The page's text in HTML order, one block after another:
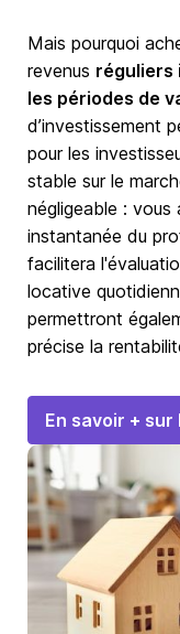
Mais pourquoi
revenus réguliers
les périodes de
d’investissement
pour les
stable sur le
négligeable : vous
instantanée du
facilitera
locative
permettront
précise la
En savoir +